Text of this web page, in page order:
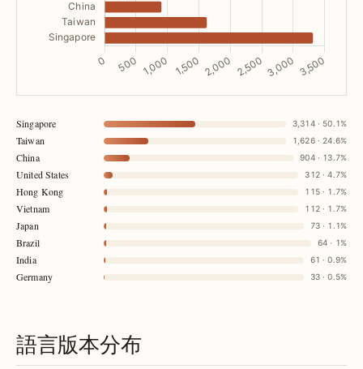
Singapore 3,314 · 50.1%
Taiwan 1,626 · 24.6%
China 904 · 13.7%
United States 312 · 4.7%
Hong Kong 115 · 1.7%
Vietnam 112 · 1.7%
Japan 73 · 1.1%
Brazil 64 · 1%
India 61 · 0.9%
Germany 33 · 0.5%
語言版本分布